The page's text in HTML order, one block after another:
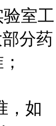
室工
分药
，如